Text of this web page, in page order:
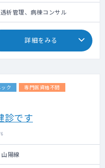
析管理、病棟コンサル
詳細をみる
ク
専門医資格不問
診です
陽線